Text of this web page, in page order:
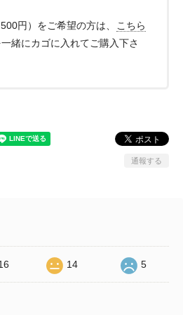
円）をご希望の方は、
こちら
一緒にカゴに入れてご購入下さ
通報する
14 5